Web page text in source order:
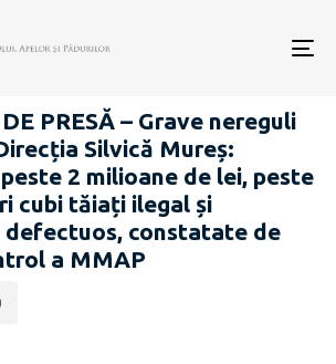
PRESĂ – Grave nereguli
Silvică Mureș:
2 milioane de lei, peste
cubi tăiați ilegal și
defectuos, constatate de
a MMAP